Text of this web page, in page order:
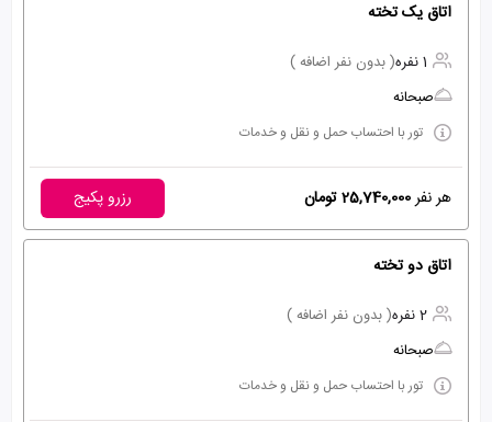
اتاق یک تخته
1 نفره
( بدون نفر اضافه )
صبحانه
تور با احتساب حمل و نقل و خدمات
هر نفر25,740,000 تومان رزرو پکیج
اتاق دو تخته
2 نفره
( بدون نفر اضافه )
صبحانه
تور با احتساب حمل و نقل و خدمات